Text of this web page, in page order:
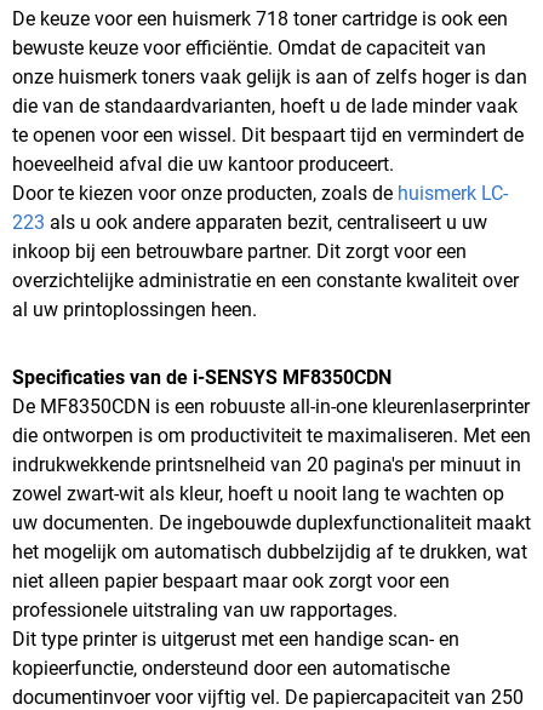
De keuze voor een huismerk 718 toner cartridge is ook een
bewuste keuze voor efficiëntie. Omdat de capaciteit van
onze huismerk toners vaak gelijk is aan of zelfs hoger is dan
die van de standaardvarianten, hoeft u de lade minder vaak
te openen voor een wissel. Dit bespaart tijd en vermindert de
hoeveelheid afval die uw kantoor produceert.
Door te kiezen voor onze producten, zoals de huismerk LC-
223 als u ook andere apparaten bezit, centraliseert u uw
inkoop bij een betrouwbare partner. Dit zorgt voor een
overzichtelijke administratie en een constante kwaliteit over
al uw printoplossingen heen.
Specificaties van de i-SENSYS MF8350CDN
De MF8350CDN is een robuuste all-in-one kleurenlaserprinter
die ontworpen is om productiviteit te maximaliseren. Met een
indrukwekkende printsnelheid van 20 pagina's per minuut in
zowel zwart-wit als kleur, hoeft u nooit lang te wachten op
uw documenten. De ingebouwde duplexfunctionaliteit maakt
het mogelijk om automatisch dubbelzijdig af te drukken, wat
niet alleen papier bespaart maar ook zorgt voor een
professionele uitstraling van uw rapportages.
Dit type printer is uitgerust met een handige scan- en
kopieerfunctie, ondersteund door een automatische
documentinvoer voor vijftig vel. De papiercapaciteit van 250